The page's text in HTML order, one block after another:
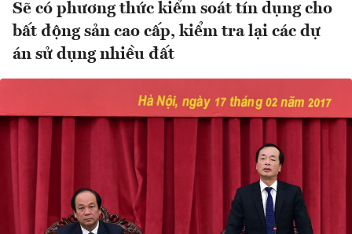
Sẽ có phương thức kiểm soát tín dụng cho
bất động sản cao cấp, kiểm tra lại các dự
án sử dụng nhiều đất